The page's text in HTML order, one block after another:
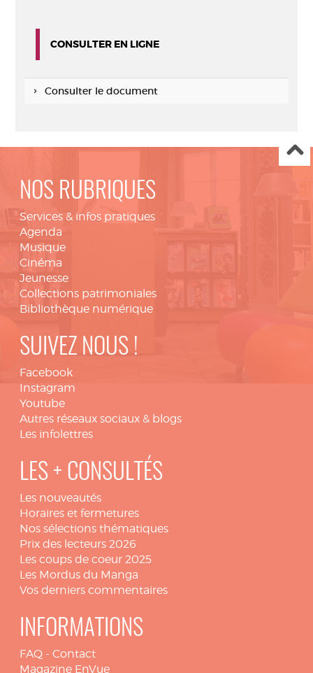
CONSULTER EN LIGNE
Consulter le document
NOS RUBRIQUES
Services & infos pratiques
Agenda
Musique
Cinéma
Jeunesse
Collections patrimoniales
Bibliothèque numérique
SUIVEZ NOUS !
Facebook
Instagram
Youtube
Autres réseaux sociaux & blogs
Les infolettres
LES + CONSULTÉS
Les nouveautés
Horaires et fermetures
Nos sélections thématiques
Prix des lecteurs 2026
Les coups de coeur 2025
Les Mordus du Manga
Vos derniers commentaires
INFORMATIONS
FAQ - Contact
Magazine EnVue